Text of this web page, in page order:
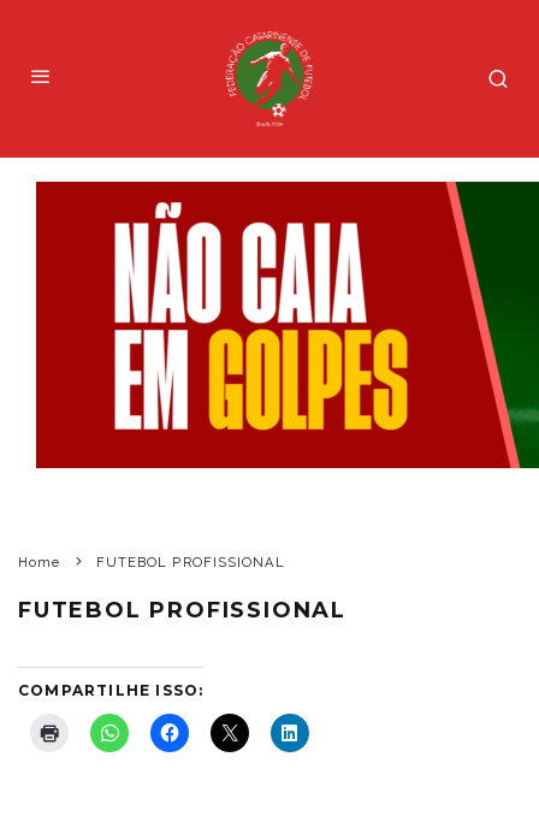
Home FUTEBOL PROFISSIONAL
FUTEBOL PROFISSIONAL
COMPARTILHE ISSO: